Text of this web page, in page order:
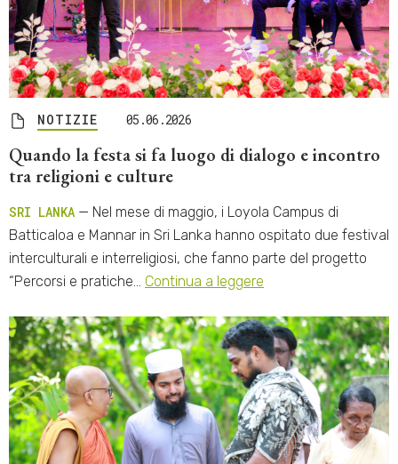
NOTIZIE 05.06.2026
Quando la festa si fa luogo di dialogo e incontro
tra religioni e culture
SRI LANKA — Nel mese di maggio, i Loyola Campus di
Batticaloa e Mannar in Sri Lanka hanno ospitato due festival
interculturali e interreligiosi, che fanno parte del progetto
“Percorsi e pratiche… Continua a leggere